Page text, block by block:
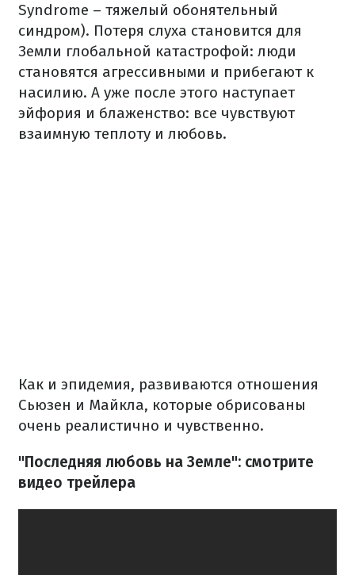
Syndrome – тяжелый обонятельный
синдром). Потеря слуха становится для
Земли глобальной катастрофой: люди
становятся агрессивными и прибегают к
насилию. А уже после этого наступает
эйфория и блаженство: все чувствуют
взаимную теплоту и любовь.
Как и эпидемия, развиваются отношения
Сьюзен и Майкла, которые обрисованы
очень реалистично и чувственно.
"Последняя любовь на Земле": смотрите
видео трейлера